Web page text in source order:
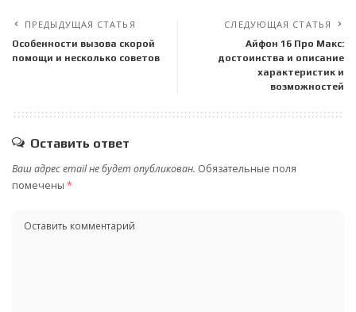
ПРЕДЫДУЩАЯ СТАТЬЯ
Особенности вызова скорой
помощи и несколько советов
СЛЕДУЮЩАЯ СТАТЬЯ
Айфон 16 Про Макс:
достоинства и описание
характеристик и
возможностей
Оставить ответ
Ваш адрес email не будет опубликован. Обязательные поля
помечены *